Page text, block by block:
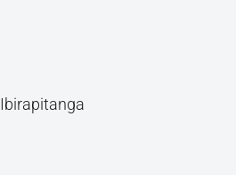
Ibirapitanga